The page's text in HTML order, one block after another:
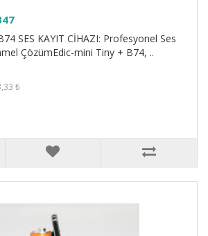
SES KAYIT CİHAZI: Profesyonel Ses
ÇözümEdic-mini Tiny + B74, ..
₺